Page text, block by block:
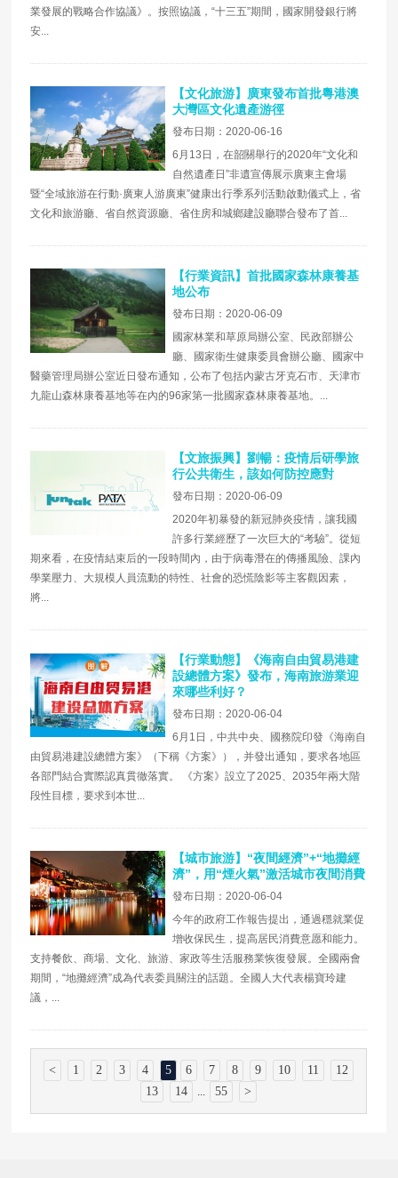
業發展的戰略合作協議》。按照協議，“十三五”期間，國家開發銀行將
安...
【文化旅游】廣東發布首批粵港澳
大灣區文化遺產游徑
發布日期：2020-06-16
6月13日，在韶關舉行的2020年“文化和
自然遺產日”非遺宣傳展示廣東主會場
暨“全域旅游在行動·廣東人游廣東”健康出行季系列活動啟動儀式上，省
文化和旅游廳、省自然資源廳、省住房和城鄉建設廳聯合發布了首...
【行業資訊】首批國家森林康養基
地公布
發布日期：2020-06-09
國家林業和草原局辦公室、民政部辦公
廳、國家衛生健康委員會辦公廳、國家中
醫藥管理局辦公室近日發布通知，公布了包括內蒙古牙克石市、天津市
九龍山森林康養基地等在內的96家第一批國家森林康養基地。...
【文旅振興】劉暢：疫情后研學旅
行公共衛生，該如何防控應對
發布日期：2020-06-09
2020年初暴發的新冠肺炎疫情，讓我國
許多行業經歷了一次巨大的“考驗”。從短
期來看，在疫情結束后的一段時間內，由于病毒潛在的傳播風險、課內
學業壓力、大規模人員流動的特性、社會的恐慌陰影等主客觀因素，
將...
【行業動態】《海南自由貿易港建
設總體方案》發布，海南旅游業迎
來哪些利好？
發布日期：2020-06-04
6月1日，中共中央、國務院印發《海南自
由貿易港建設總體方案》（下稱《方案》），并發出通知，要求各地區
各部門結合實際認真貫徹落實。 《方案》設立了2025、2035年兩大階
段性目標，要求到本世...
【城市旅游】“夜間經濟”+“地攤經
濟”，用“煙火氣”激活城市夜間消費
發布日期：2020-06-04
今年的政府工作報告提出，通過穩就業促
增收保民生，提高居民消費意愿和能力。
支持餐飲、商場、文化、旅游、家政等生活服務業恢復發展。全國兩會
期間，“地攤經濟”成為代表委員關注的話題。全國人大代表楊寶玲建
議，...
< 1 2 3 4 5 6 7 8 9 10 11
12
13
14 ... 55 >